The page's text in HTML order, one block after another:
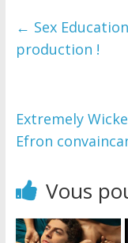
← Sex
production !
Extremely
Efron
Vous